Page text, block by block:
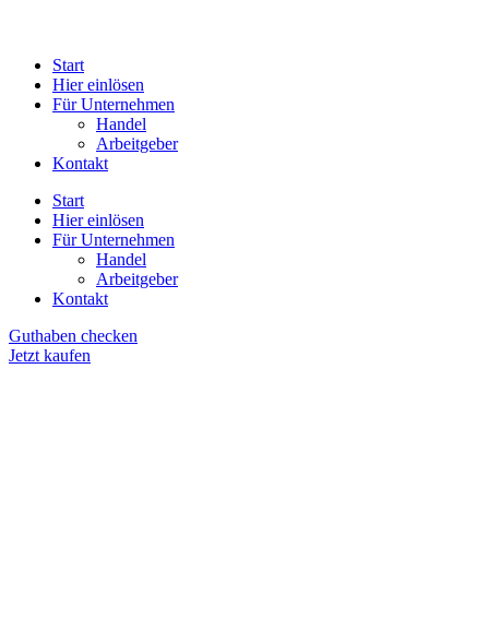
Start
Hier einlösen
Für Unternehmen
Handel
Arbeitgeber
Kontakt
Start
Hier einlösen
Für Unternehmen
Handel
Arbeitgeber
Kontakt
Guthaben checken
Jetzt kaufen